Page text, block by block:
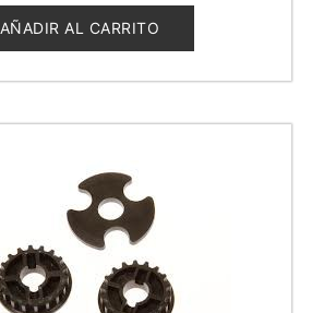
de
5
AÑADIR AL CARRITO